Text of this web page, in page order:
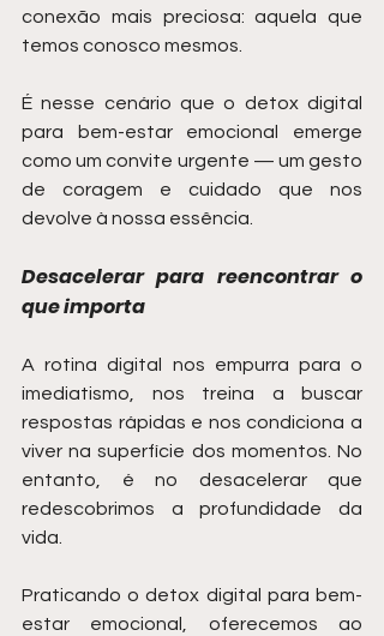
conexão mais preciosa: aquela que
temos conosco mesmos.
É nesse cenário que o detox digital
para bem-estar emocional emerge
como um convite urgente — um gesto
de coragem e cuidado que nos
devolve à nossa essência.
Desacelerar para reencontrar o
que importa
A rotina digital nos empurra para o
imediatismo, nos treina a buscar
respostas rápidas e nos condiciona a
viver na superfície dos momentos. No
entanto, é no desacelerar que
redescobrimos a profundidade da
vida.
Praticando o detox digital para bem-
estar emocional, oferecemos ao